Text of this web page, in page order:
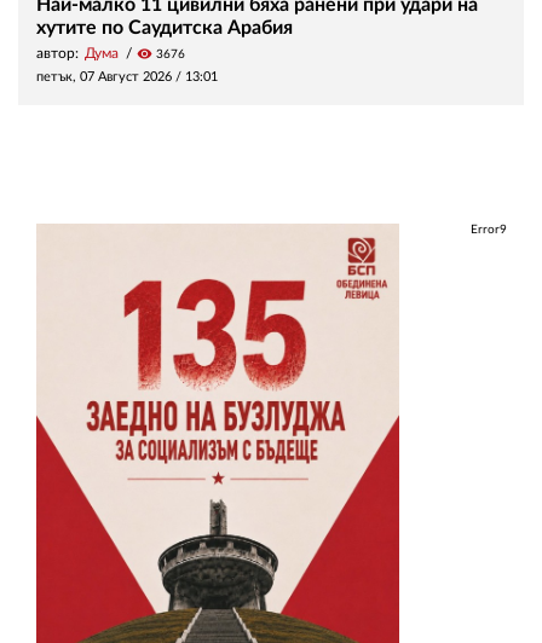
Най-малко 11 цивилни бяха ранени при удари на
хутите по Саудитска Арабия
автор: Дума visibility 3676
петък, 07 Август 2026 / 13:01
Error9